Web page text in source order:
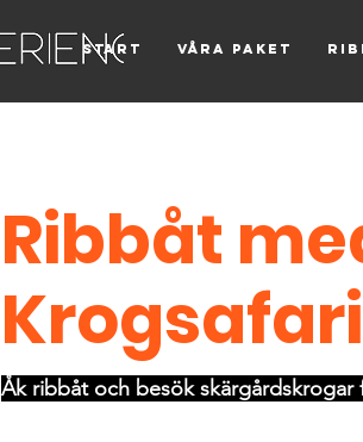
Start Våra paket
Ribbåt
Krogsafari
Åk ribbåt och besök skärgårdskrogar